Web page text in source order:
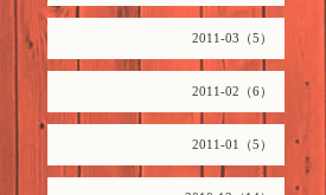
2011-03（5）
2011-02（6）
2011-01（5）